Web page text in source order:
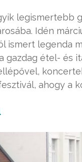
legismertebb
Idén
ismert legenda
gazdag étel- és
ahogy a